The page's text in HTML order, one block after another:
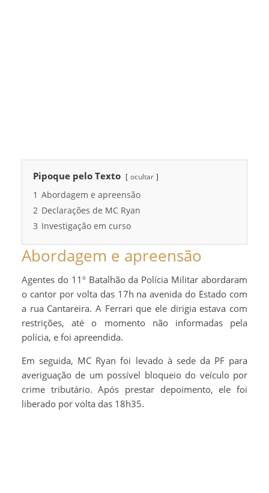
Pipoque pelo Texto ocultar
1 Abordagem e apreensão
2 Declarações de MC Ryan
3 Investigação em curso
Abordagem e apreensão
Agentes do 11º Batalhão da Polícia Militar abordaram
o cantor por volta das 17h na avenida do Estado com
a rua Cantareira. A Ferrari que ele dirigia estava com
restrições, até o momento não informadas pela
polícia, e foi apreendida.
Em seguida, MC Ryan foi levado à sede da PF para
averiguação de um possível bloqueio do veículo por
crime tributário. Após prestar depoimento, ele foi
liberado por volta das 18h35.